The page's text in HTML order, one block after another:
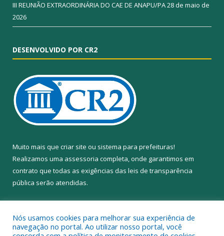
III REUNIÃO EXTRAORDINÁRIA DO CAE DE ANAPU/PA28 de maio de
2026
DESENVOLVIDO POR CR2
Muito mais que criar site ou sistema para prefeituras!
Realizamos uma assessoria completa, onde garantimos em
contrato que todas as exigências das leis de transparência
pública serão atendidas.
Nós usamos cookies para melhorar sua experiência de
navegação no portal. Ao utilizar nosso portal, você